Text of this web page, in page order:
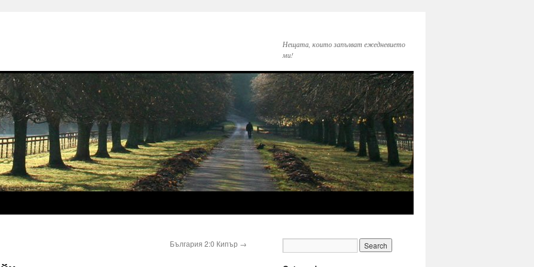
Нещата, които запълват ежедневието
ми!
България 2:0 Кипър →